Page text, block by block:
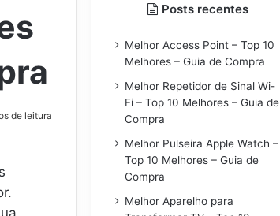
de leitura
Posts recentes
Melhor Access Point – Top 10
Melhores – Guia de Compra
Melhor Repetidor de Sinal Wi-
Fi – Top 10 Melhores – Guia de
Compra
Melhor Pulseira Apple Watch –
Top 10 Melhores – Guia de
Compra
Melhor Aparelho para